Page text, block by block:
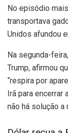
No episódio
transportava
Unidos afundou
Na segunda-
Trump, afirmou
“respira por
Irã para encerrar
não há solução a